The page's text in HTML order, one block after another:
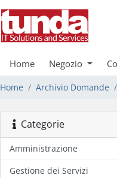
Home Negozio
Home Archivio Domande
Categorie
Amministrazione
Gestione dei Servizi